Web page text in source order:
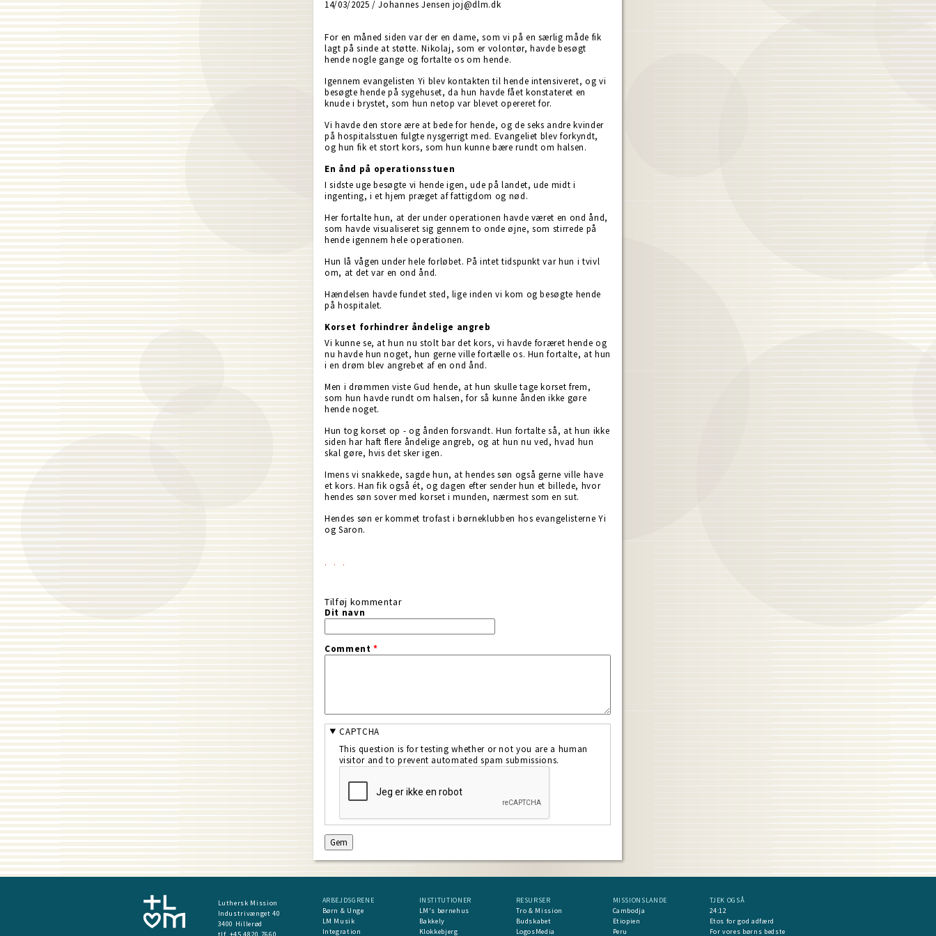
14/03/2025 / Johannes Jensen joj@dlm.dk
For en måned siden var der en dame, som vi på en særlig måde fik
lagt på sinde at støtte. Nikolaj, som er volontør, havde besøgt
hende nogle gange og fortalte os om hende.
Igennem evangelisten Yi blev kontakten til hende intensiveret, og vi
besøgte hende på sygehuset, da hun havde fået konstateret en
knude i brystet, som hun netop var blevet opereret for.
Vi havde den store ære at bede for hende, og de seks andre kvinder
på hospitalsstuen fulgte nysgerrigt med. Evangeliet blev forkyndt,
og hun fik et stort kors, som hun kunne bære rundt om halsen.
En ånd på operationsstuen
I sidste uge besøgte vi hende igen, ude på landet, ude midt i
ingenting, i et hjem præget af fattigdom og nød.
Her fortalte hun, at der under operationen havde været en ond ånd,
som havde visualiseret sig gennem to onde øjne, som stirrede på
hende igennem hele operationen.
Hun lå vågen under hele forløbet. På intet tidspunkt var hun i tvivl
om, at det var en ond ånd.
Hændelsen havde fundet sted, lige inden vi kom og besøgte hende
på hospitalet.
Korset forhindrer åndelige angreb
Vi kunne se, at hun nu stolt bar det kors, vi havde foræret hende og
nu havde hun noget, hun gerne ville fortælle os. Hun fortalte, at hun
i en drøm blev angrebet af en ond ånd.
Men i drømmen viste Gud hende, at hun skulle tage korset frem,
som hun havde rundt om halsen, for så kunne ånden ikke gøre
hende noget.
Hun tog korset op - og ånden forsvandt. Hun fortalte så, at hun ikke
siden har haft flere åndelige angreb, og at hun nu ved, hvad hun
skal gøre, hvis det sker igen.
Imens vi snakkede, sagde hun, at hendes søn også gerne ville have
et kors. Han fik også ét, og dagen efter sender hun et billede, hvor
hendes søn sover med korset i munden, nærmest som en sut.
Hendes søn er kommet trofast i børneklubben hos evangelisterne Yi
og Saron.
Tilføj kommentar
Dit navn
Comment*
CAPTCHA
This question is for testing whether or not you are a human
visitor and to prevent automated spam submissions.
Luthersk Mission
Industrivænget 40
3400 Hillerød
ARBEJDSGRENE
Børn & Unge
LM Musik
Integration
INSTITUTIONER
LM's børnehus
Bakkely
Klokkebjerg
RESURSER
Tro & Mission
Budskabet
LogosMedia
MISSIONSLANDE
Cambodja
Etiopien
Peru
TJEK OGSÅ
24:12
Etos for god adfærd
For vores børns bedste